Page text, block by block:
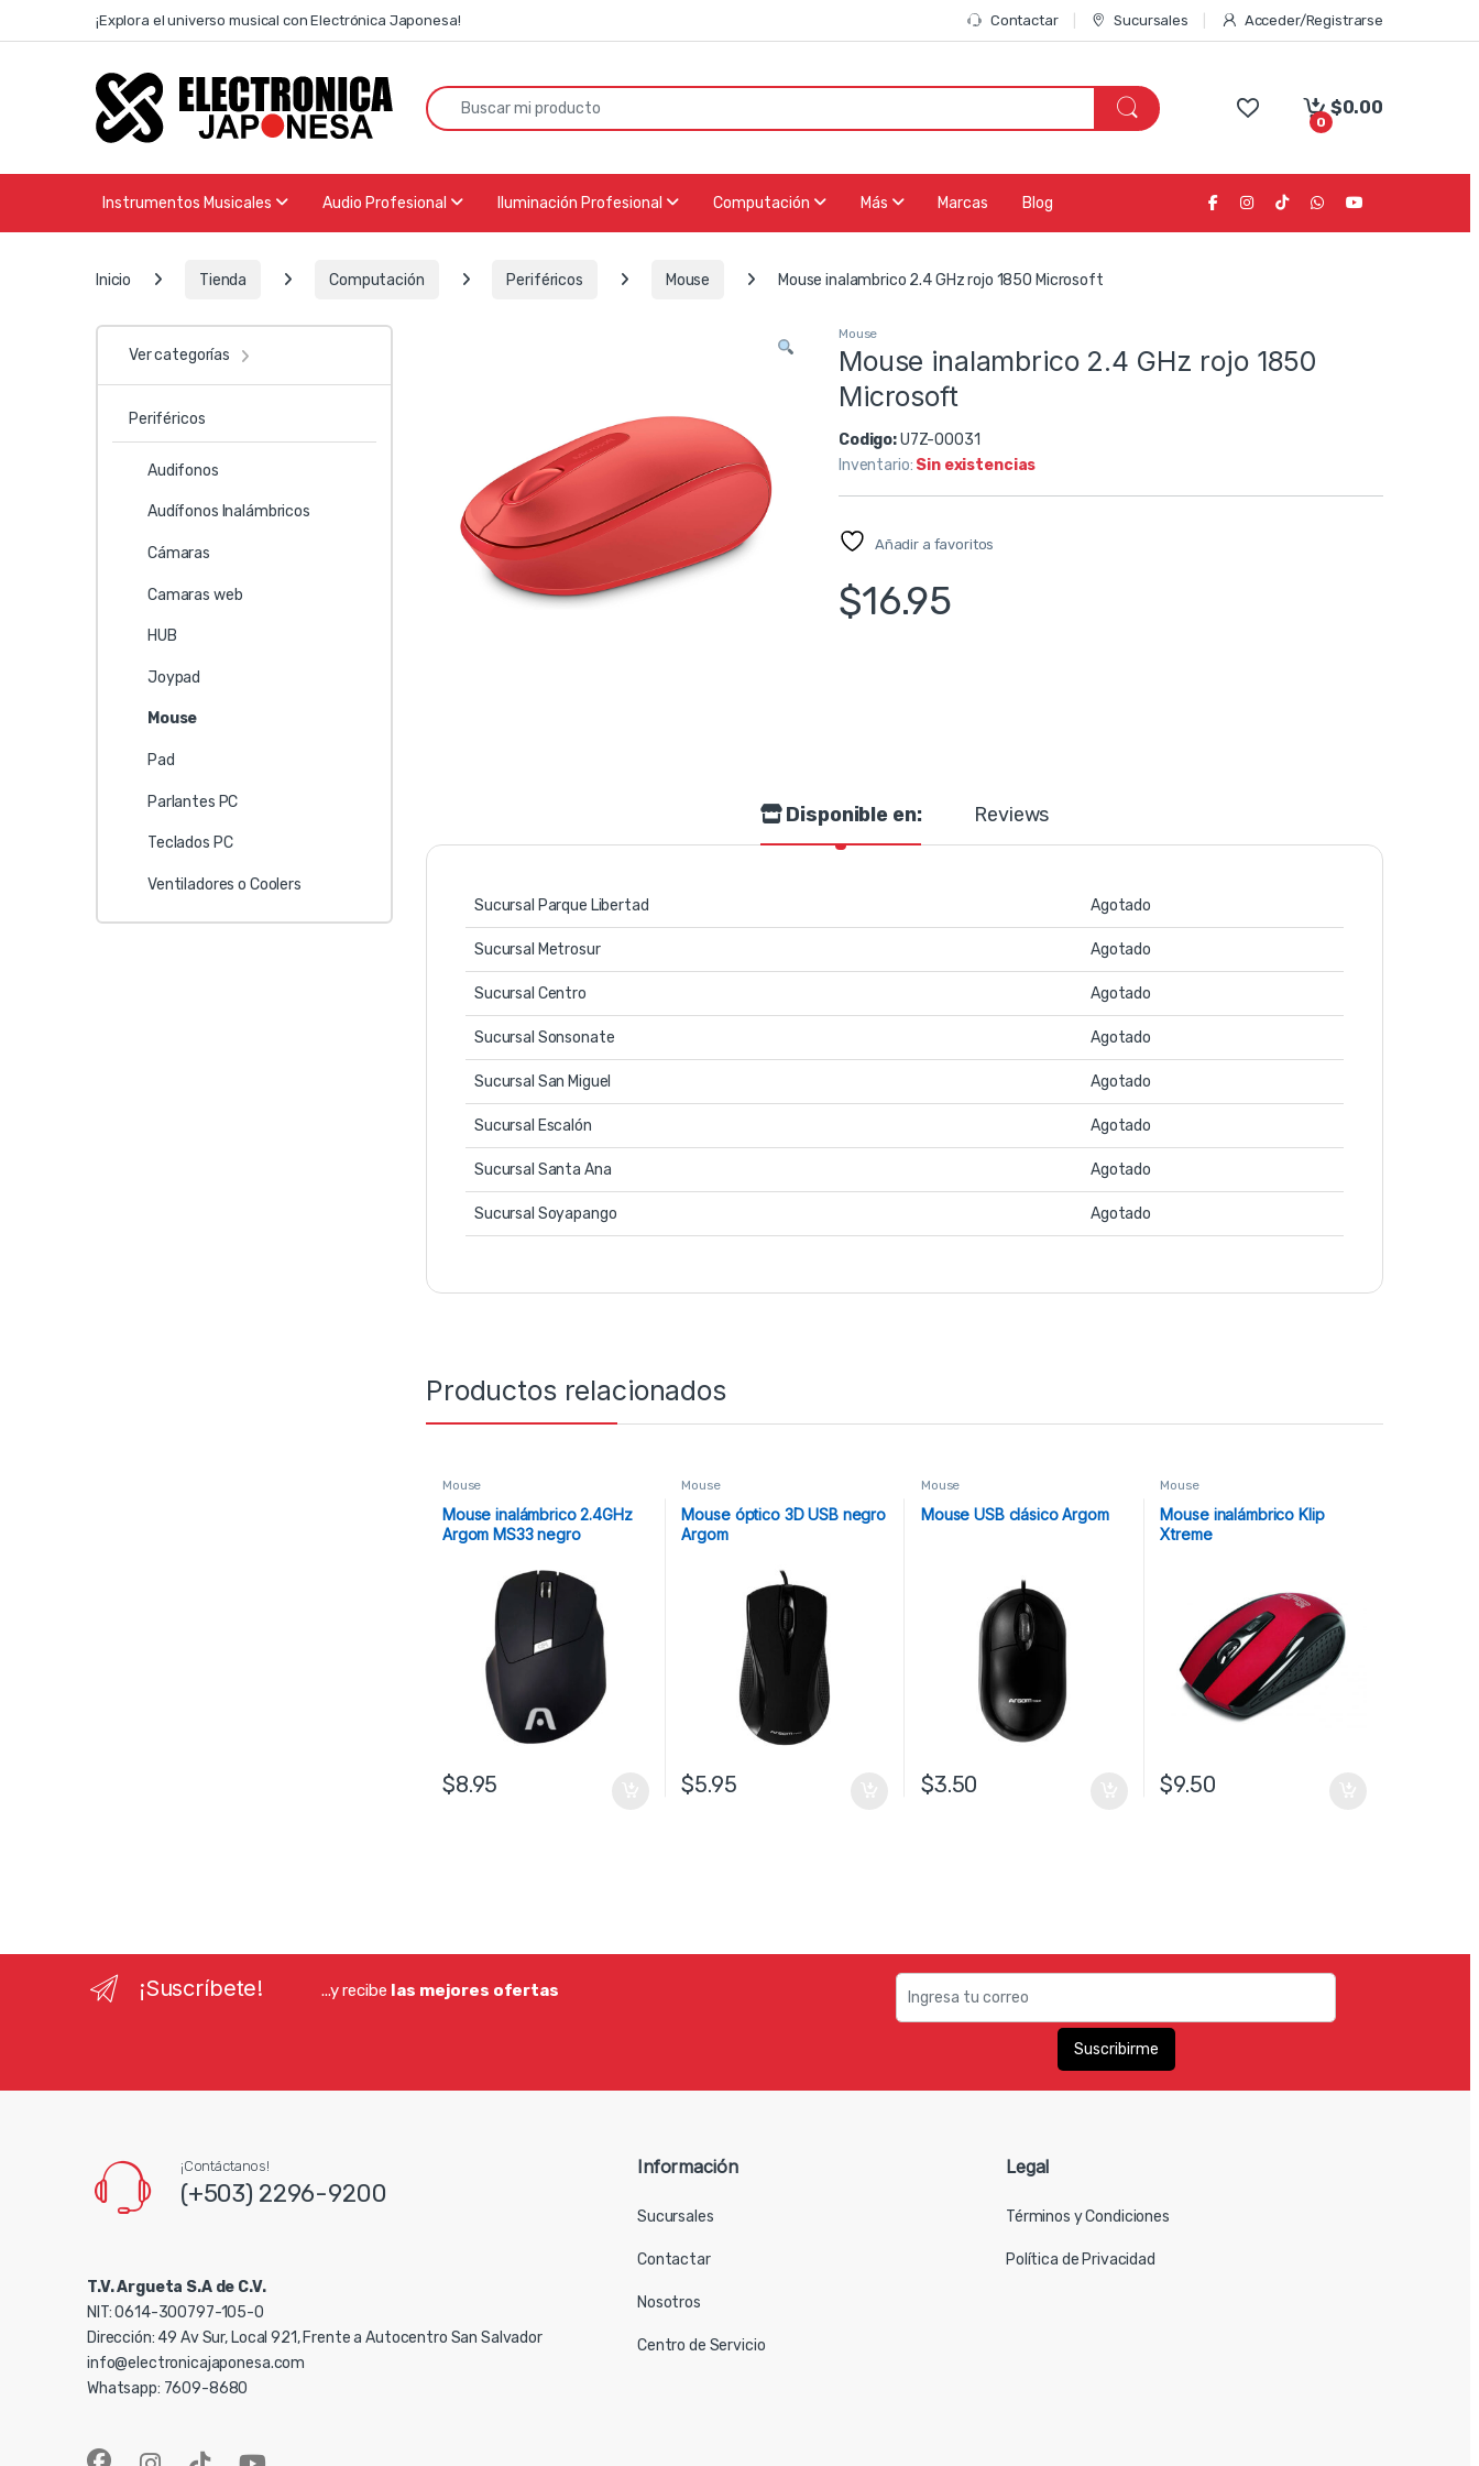
Skip to navigation
Skip to content¡Explora el universo musical con Electrónica Japonesa! Contactar Sucursales Acceder/Registrarse
Search for:
0
$0.00
Instrumentos Musicales Audio Profesional Iluminación Profesional Computación Más Marcas Blog
Inicio Tienda Computación Periféricos Mouse Mouse inalambrico 2.4 GHz rojo 1850 Microsoft
Mouse
Mouse inalambrico 2.4 GHz rojo 1850
Microsoft
Codigo:U7Z-00031
Inventario: Sin existencias
Añadir a favoritos
$16.95
Disponible en: Reviews
Sucursal Parque Libertad Agotado
Sucursal Metrosur Agotado
Sucursal Centro Agotado
Sucursal Sonsonate Agotado
Sucursal San Miguel Agotado
Sucursal Escalón Agotado
Sucursal Santa Ana Agotado
Sucursal Soyapango Agotado
Productos relacionados
Mouse
Mouse inalámbrico 2.4GHz
Argom MS33 negro
$8.95
Mouse
Mouse óptico 3D USB negro
Argom
$5.95
Mouse
Mouse USB clásico Argom
$3.50
Mouse
Mouse inalámbrico Klip
Xtreme
$9.50
Ver categorías
Periféricos
Audifonos
Audífonos Inalámbricos
Cámaras
Camaras web
HUB
Joypad
Mouse
Pad
Parlantes PC
Teclados PC
Ventiladores o Coolers
¡Suscríbete! ...y recibe las mejores ofertas
¡Contáctanos!
(+503) 2296-9200
T.V. Argueta S.A de C.V.
NIT: 0614-300797-105-0
Dirección: 49 Av Sur, Local 921, Frente a Autocentro San Salvador
info@electronicajaponesa.com
Whatsapp: 7609-8680
Información
Sucursales
Contactar
Nosotros
Centro de Servicio
Legal
Términos y Condiciones
Política de Privacidad